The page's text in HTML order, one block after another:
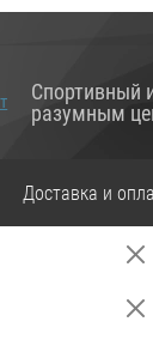
Спортивный
разумным
Доставка и